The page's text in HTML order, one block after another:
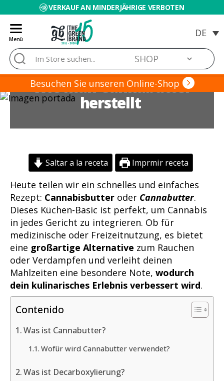
VERKAUF AN MINDERJÄHRIGE VERBOTEN
Menü
Blog
Grow
Barato
Suche
nach:
Besuchen Sie unseren Online-Shop
Wie man Cannabutter
herstellt
Saltar a la receta Imprmir receta
Heute teilen wir ein schnelles und einfaches
Rezept: Cannabisbutter oder Cannabutter.
Dieses Küchen-Basic ist perfekt, um Cannabis
in jedes Gericht zu integrieren. Ob für
medizinische oder Freizeitnutzung, es bietet
eine großartige Alternative zum Rauchen
oder Verdampfen und verleiht deinen
Mahlzeiten eine besondere Note, wodurch
dein kulinarisches Erlebnis verbessert wird.
Contenido
Was ist Cannabutter?
Wofür wird Cannabutter verwendet?
Was ist Decarboxylierung?